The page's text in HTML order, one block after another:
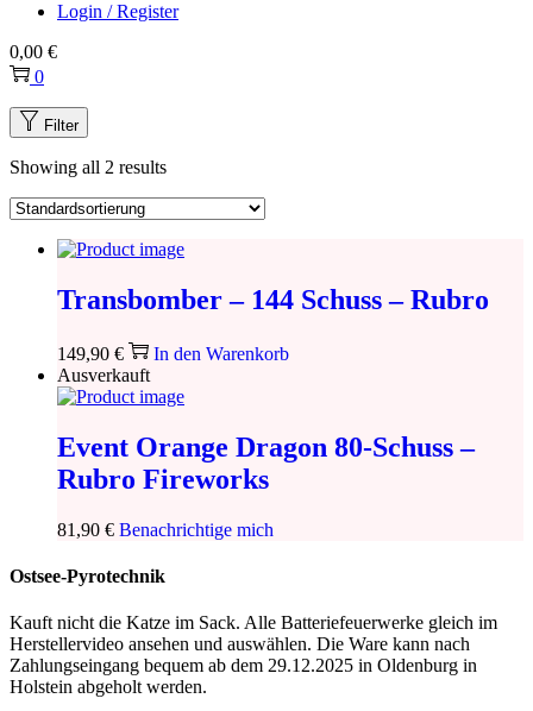
Login / Register
0,00 €
0
Filter
Showing all 2 results
Transbomber – 144 Schuss – Rubro
149,90 €
In den Warenkorb
Ausverkauft
Event Orange Dragon 80-Schuss –
Rubro Fireworks
81,90 € Benachrichtige mich
Ostsee-Pyrotechnik
Kauft nicht die Katze im Sack. Alle Batteriefeuerwerke gleich im
Herstellervideo ansehen und auswählen. Die Ware kann nach
Zahlungseingang bequem ab dem 29.12.2025 in Oldenburg in
Holstein abgeholt werden.